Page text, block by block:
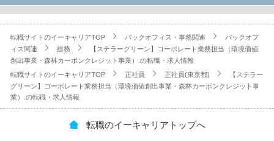
転職サイトのイーキャリアTOP バックオフィス・事務関連
バックオフ
ィス関連
総務
【ステラーグリーン】コーポレート業務担当（環境価値
創出事業・森林カーボンクレジット事業）.の転職・求人情報
転職サイトのイーキャリアTOP
正社員 正社員(東京都)
【ステラー
グリーン】コーポレート業務担当（環境価値創出事業・森林カーボンクレジット事
業）.の転職・求人情報
転職のイーキャリアトップへ